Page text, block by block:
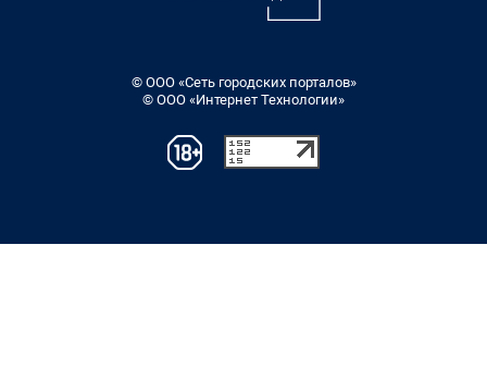
© ООО «Сеть городских порталов»
© ООО «Интернет Технологии»